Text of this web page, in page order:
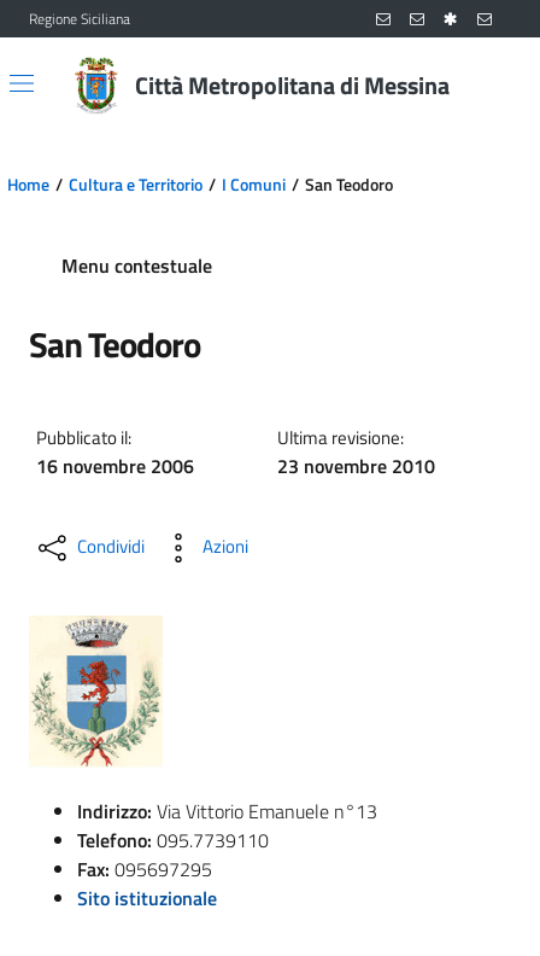
Vai al contenuto principale
Vai al menu principale
Regione Siciliana
Città Metropolitana di Messina
Home Cultura e Territorio I Comuni San Teodoro
Menu contestuale
San Teodoro
Pubblicato il:
16 novembre 2006
Ultima revisione:
23 novembre 2010
Condividi Azioni
Indirizzo: Via Vittorio Emanuele n°13
Telefono: 095.7739110
Fax: 095697295
Sito istituzionale